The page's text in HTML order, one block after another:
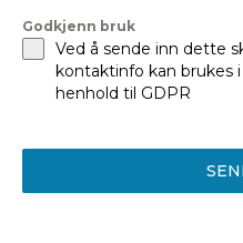
Godkjenn bruk
Ved å sende inn dette
kontaktinfo kan brukes
henhold til GDPR